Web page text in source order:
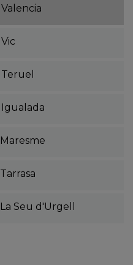
Valencia
Vic
Teruel
Igualada
Maresme
Tarrasa
La Seu d'Urgell